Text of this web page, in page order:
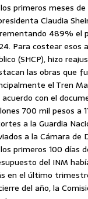
primeros meses
Claudia
489% el
Para costear esos
(SHCP), hizo
las obras que
el Tren
acuerdo con el
700 mil pesos a
a la Guardia
a la Cámara de
primeros 100 días
del INM
en el último
del año, la